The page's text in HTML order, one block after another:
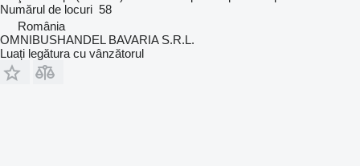
Numărul de locuri 58
România
OMNIBUSHANDEL BAVARIA S.R.L.
Luați legătura cu vânzătorul